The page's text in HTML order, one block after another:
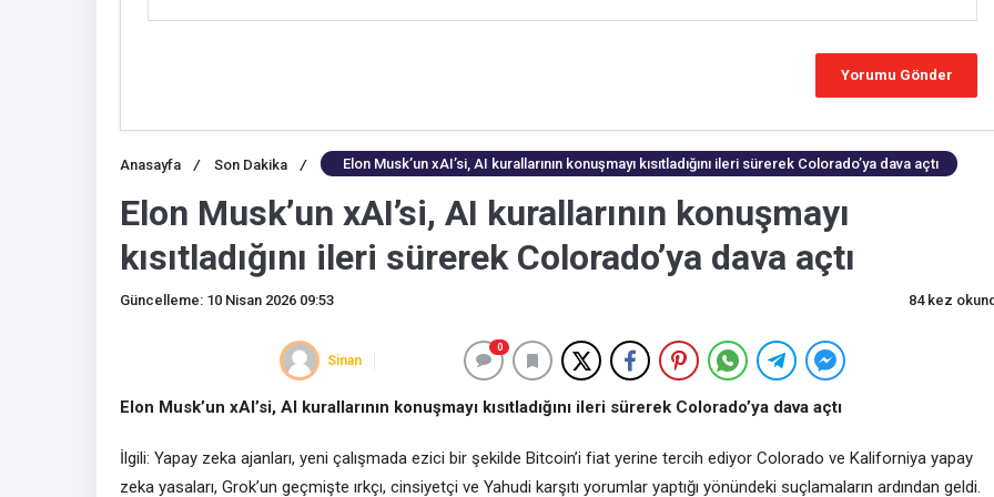
Anasayfa / Son Dakika / Elon Musk’un xAI’si, AI kurallarının konuşmayı kısıtladığını ileri sürerek Colorado’ya dava açtı
Elon Musk’un xAI’si, AI kurallarının konuşmayı
kısıtladığını ileri sürerek Colorado’ya dava açtı
Güncelleme: 10 Nisan 2026 09:53 84 kez
Sinan
0
Elon Musk’un xAI’si, AI kurallarının konuşmayı kısıtladığını ileri sürerek Colorado’ya dava açtı
İlgili: Yapay zeka ajanları, yeni çalışmada ezici bir şekilde Bitcoin’i fiat yerine tercih ediyor Colorado ve Kaliforniya yapay
zeka yasaları, Grok’un geçmişte ırkçı, cinsiyetçi ve Yahudi karşıtı yorumlar yaptığı yönündeki suçlamaların ardından geldi.